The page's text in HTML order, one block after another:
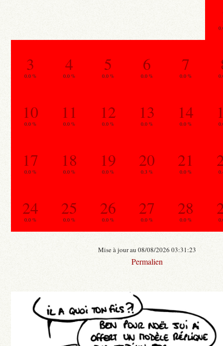
3
0.0 %
4
0.0 %
5
0.0 %
6
0.0 %
7
0.0 %
10
0.0 %
11
0.0 %
12
0.0 %
13
0.0 %
14
0.0 %
17
0.0 %
18
0.0 %
19
0.0 %
20
0.3 %
21
0.0 %
24
0.0 %
25
0.0 %
26
0.0 %
27
0.0 %
28
0.0 %
Mise à jour au 08/08/2026 03:31:23
Permalien